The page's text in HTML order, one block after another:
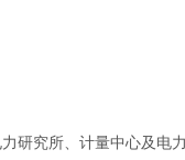
研究所、计量中心及电